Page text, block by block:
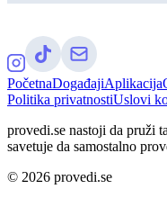
PočetnaDogađajiAplikacija
Politika privatnostiUslovi
provedi.se nastoji da pruži
savetuje da samostalno
© 2026 provedi.se